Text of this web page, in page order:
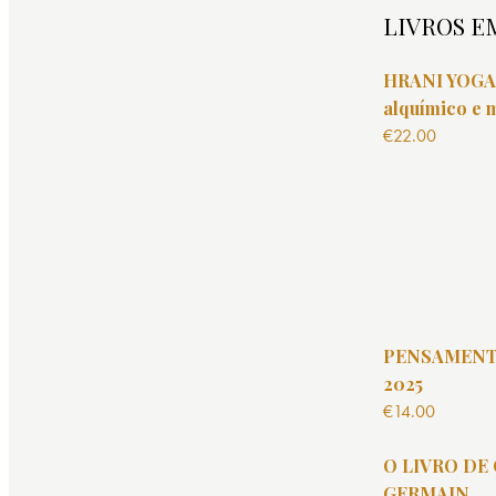
LIVROS
HRANI
alquímico e
€22.00
2025
€14.00
O LIVRO DE